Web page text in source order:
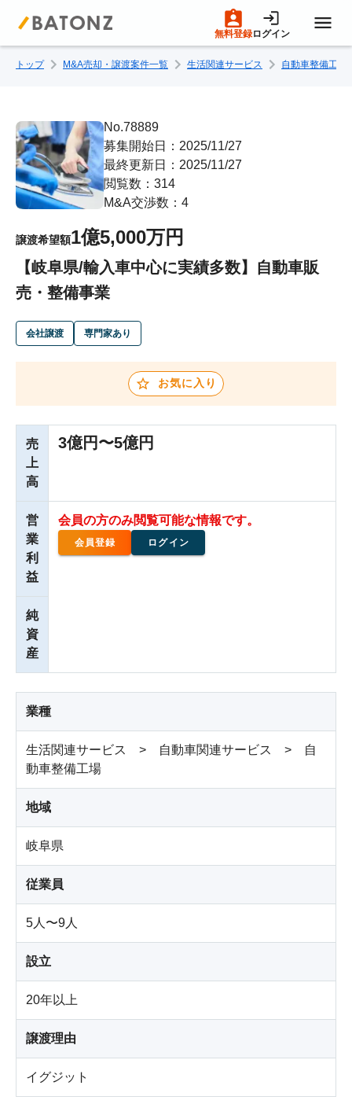
無料登録ログイン
トップページ
M&A案件一覧
売りたい方へ
買いたい方へ
成約事例
M&A専門家の方へ
トップ M&A売却・譲渡案件一覧 生活関連サービス 自動車整備工場
No.78889
募集開始日：2025/11/27
最終更新日：2025/11/27
閲覧数：314
M&A交渉数：4
譲渡希望額1億5,000万円
【岐阜県/輸入車中心に実績多数】自動車販
売・整備事業
会社譲渡 専門家あり
お気に入り
売
上
高
3億円〜5億円
営
業
利
益
会員の方のみ閲覧可能な情報です。
会員登録 ログイン
純
資
産
業種
生活関連サービス > 自動車関連サービス > 自
動車整備工場
地域
岐阜県
従業員
5人〜9人
設立
20年以上
譲渡理由
イグジット